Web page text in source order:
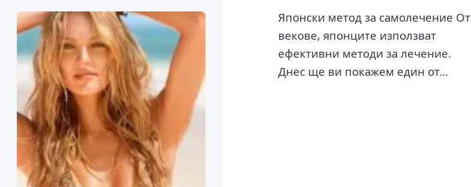
Японски метод за самолечение От
векове, японците използват
ефективни методи за лечение.
Днес ще ви покажем един от...